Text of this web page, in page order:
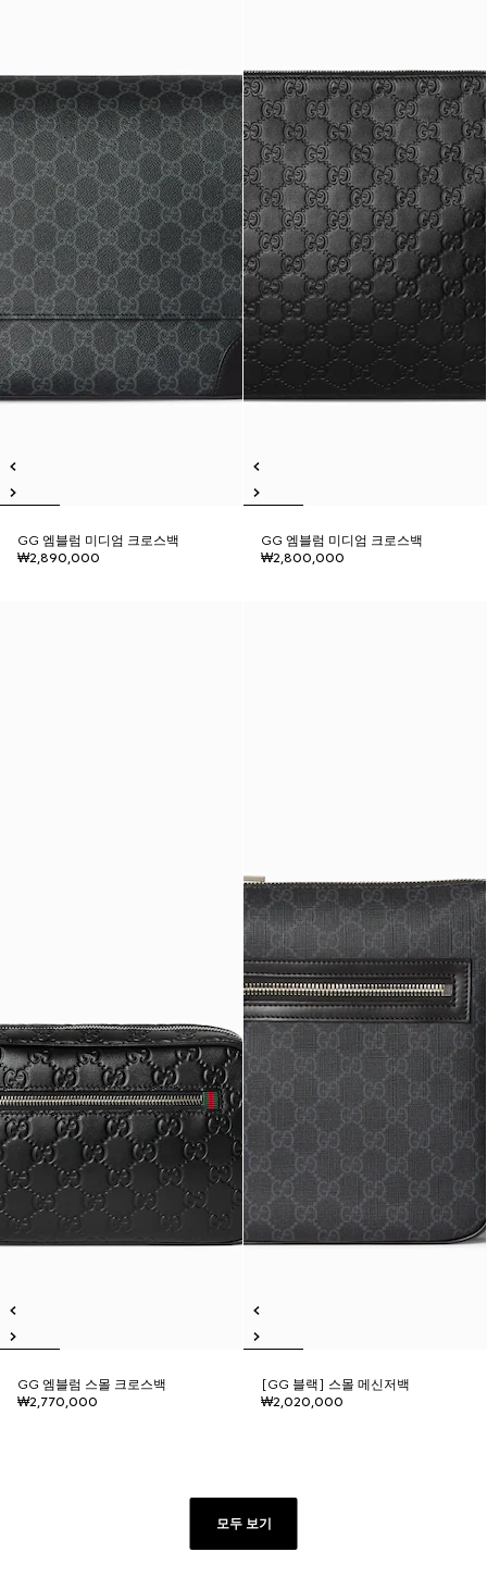
GG 엠블럼 미디엄 크로스백
₩2,890,000
GG 엠블럼 미디엄 크로스백
₩2,800,000
GG 엠블럼 스몰 크로스백
₩2,770,000
[GG 블랙] 스몰 메신저백
₩2,020,000
모두 보기